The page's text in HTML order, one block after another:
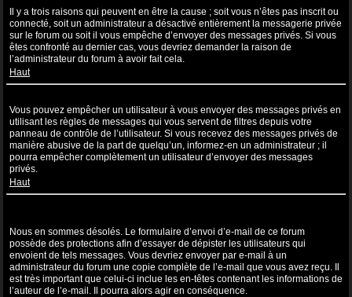
Il y a trois raisons qui peuvent en être la cause ; soit vous n’êtes pas inscrit ou
connecté, soit un administrateur a désactivé entièrement la messagerie privée
sur le forum ou soit il vous empêche d’envoyer des messages privés. Si vous
êtes confronté au dernier cas, vous devriez demander la raison de
l’administrateur du forum à avoir fait cela.
Haut
Vous pouvez empêcher un utilisateur à vous envoyer des messages privés en
utilisant les règles de messages qui vous servent de filtres depuis votre
panneau de contrôle de l’utilisateur. Si vous recevez des messages privés de
manière abusive de la part de quelqu’un, informez-en un administrateur ; il
pourra empêcher complètement un utilisateur d’envoyer des messages
privés.
Haut
Nous en sommes désolés. Le formulaire d’envoi d’e-mail de ce forum
possède des protections afin d’essayer de dépister les utilisateurs qui
envoient de tels messages. Vous devriez envoyer par e-mail à un
administrateur du forum une copie complète de l’e-mail que vous avez reçu. Il
est très important que celui-ci inclue les en-têtes contenant les informations de
l’auteur de l’e-mail. Il pourra alors agir en conséquence.